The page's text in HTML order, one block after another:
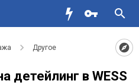
Другое
детейлинг в WESS